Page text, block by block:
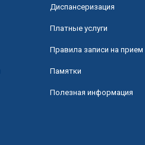
Диспансеризация
Платные услуги
Правила записи на прием
Памятки
Полезная информация